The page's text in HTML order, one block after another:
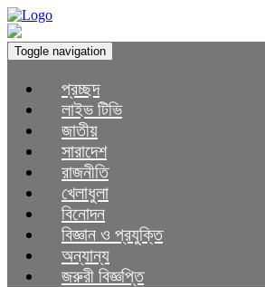
Toggle navigation
প্রচ্ছদ
লাইভ টিভি
জাতীয়
সারাদেশ
রাজনীতি
খেলাধুলা
বিনোদন
বিজ্ঞান ও প্রযুক্তি
অন্যান্য
জরুরী বিজ্ঞপ্তি